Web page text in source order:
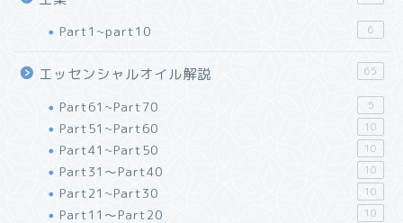
Part1~part10 6
エッセンシャルオイル解説 65
Part61~Part70 5
Part51~Part60 10
Part41~Part50 10
Part31～Part40 10
Part21~Part30 10
Part11～Part20 10